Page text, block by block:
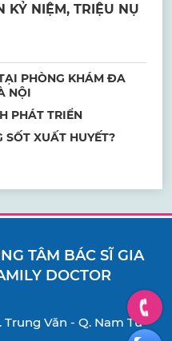
KỶ NIỆM, TRIỆU NỤ
PHÒNG KHÁM ĐA
NỘI
PHÁT TRIỂN
SỐT XUẤT HUYẾT?
TÂM BÁC SĨ GIA
DOCTOR
Văn - Q. Nam Từ